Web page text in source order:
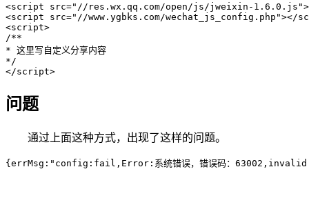
<script src="//res.wx.qq.com/open/js/jweixin-
<script src="//www.ygbks.com/wechat_js_config.php"></
<script>
/**
* 这里写自定义分享内容
*/
</script>
问题
通过上面这种方式，出现了这样的问题。
{errMsg:"config:fail,Error:系统错误，错误码：